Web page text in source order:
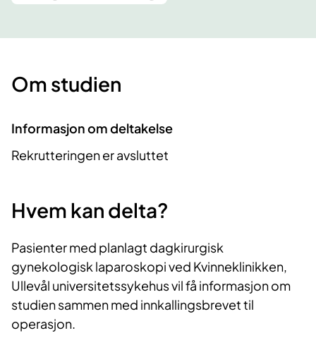
Om studien
Informasjon om deltakelse
Rekrutteringen er avsluttet
Hvem kan delta?
Pasienter med planlagt dagkirurgisk
gynekologisk laparoskopi ved Kvinneklinikken,
Ullevål universitetssykehus vil få informasjon om
studien sammen med innkallingsbrevet til
operasjon.